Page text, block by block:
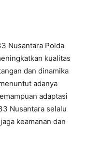
Nusantara Polda
kualitas
dan dinamika
adanya
adaptasi
Nusantara selalu
keamanan dan